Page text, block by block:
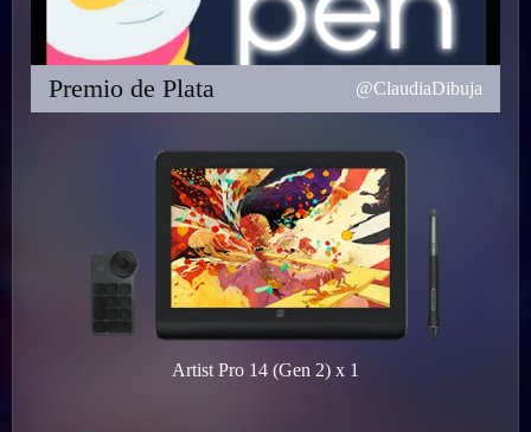
Premio de Plata @ClaudiaDibuja
Artist Pro 14 (Gen 2) x 1